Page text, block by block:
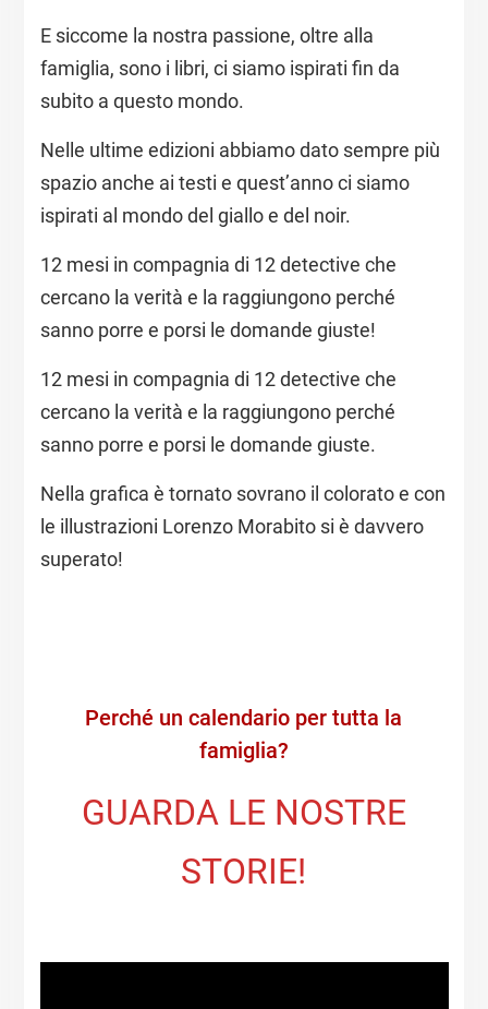
E siccome la nostra passione, oltre alla
famiglia, sono i libri, ci siamo ispirati fin da
subito a questo mondo.
Nelle ultime edizioni abbiamo dato sempre più
spazio anche ai testi e quest’anno ci siamo
ispirati al mondo del giallo e del noir.
12 mesi in compagnia di 12 detective che
cercano la verità e la raggiungono perché
sanno porre e porsi le domande giuste!
12 mesi in compagnia di 12 detective che
cercano la verità e la raggiungono perché
sanno porre e porsi le domande giuste.
Nella grafica è tornato sovrano il colorato e con
le illustrazioni Lorenzo Morabito si è davvero
superato!
Perché un calendario per tutta la
famiglia?
GUARDA LE NOSTRE
STORIE!